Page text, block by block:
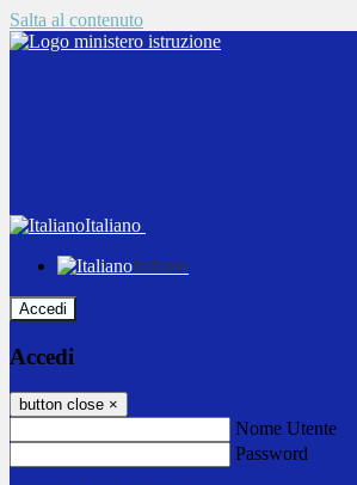
Salta al contenuto
Italiano
Italiano
Accedi
Accedi
button close ×
Nome Utente
Password